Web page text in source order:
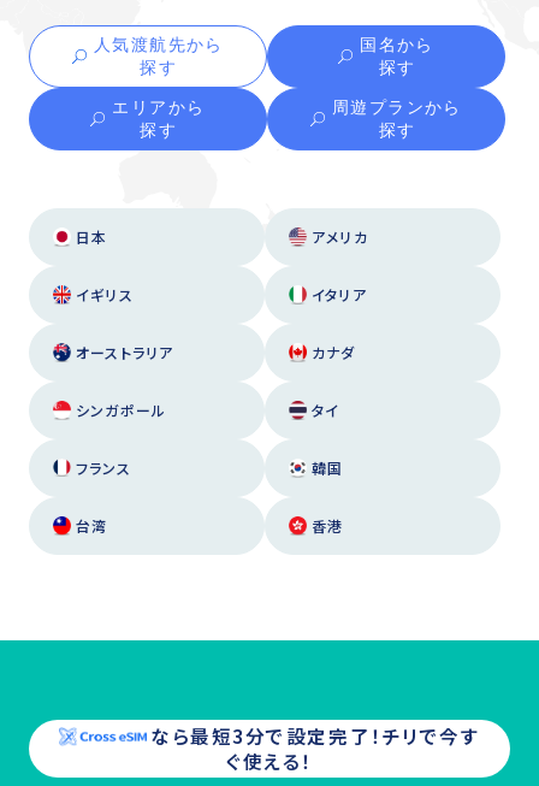
人気渡航先から
探す
国名から
探す
エリアから
探す
周遊プランから
探す
日本 アメリカ
イギリス イタリア
オーストラリア カナダ
シンガポール タイ
フランス 韓国
台湾 香港
なら最短3分で設定完了！チリで今す
ぐ使える！